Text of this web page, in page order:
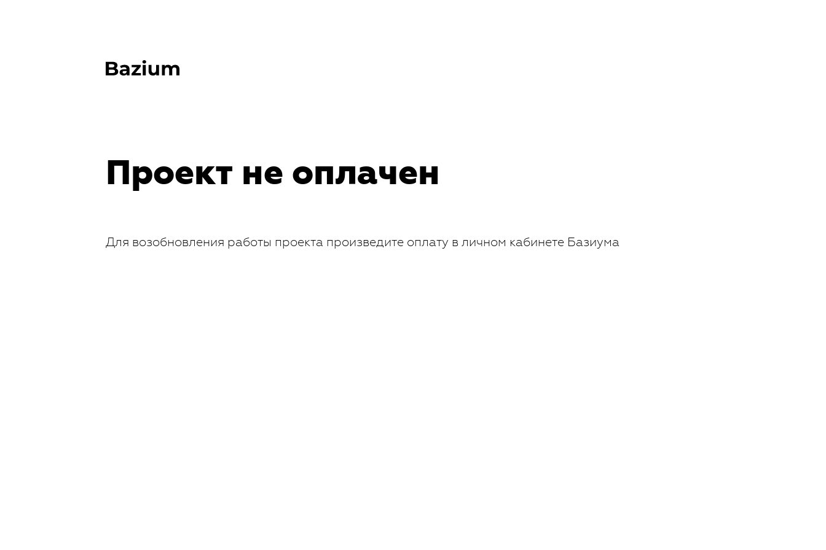
Проект не оплачен
Для возобновления работы проекта произведите оплату в личном кабинете Базиума